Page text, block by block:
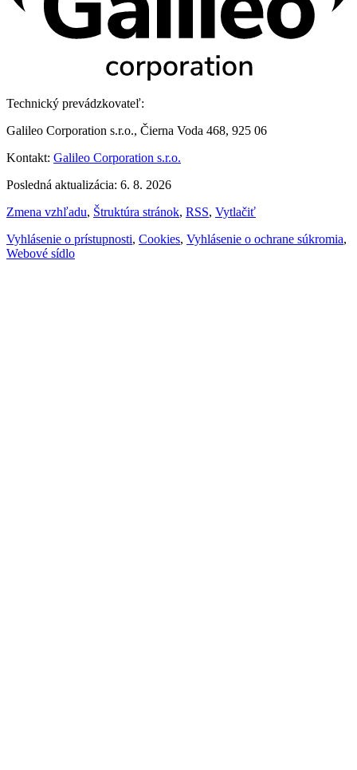
Technický prevádzkovateľ:
Galileo Corporation s.r.o., Čierna Voda 468, 925 06
Kontakt: Galileo Corporation s.r.o.
Posledná aktualizácia: 6. 8. 2026
Zmena vzhľadu, Štruktúra stránok, RSS, Vytlačiť
Vyhlásenie o prístupnosti, Cookies, Vyhlásenie o ochrane súkromia,
Webové sídlo